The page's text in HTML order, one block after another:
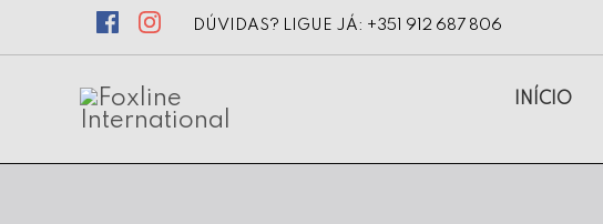
DÚVIDAS? LIGUE JÁ: +351 912 687 806
INÍCIO